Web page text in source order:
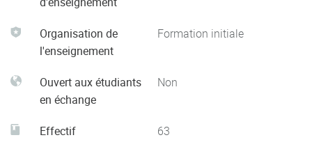
Organisation de
l'enseignement
Formation initiale
Ouvert aux étudiants
en échange
Non
Effectif 63